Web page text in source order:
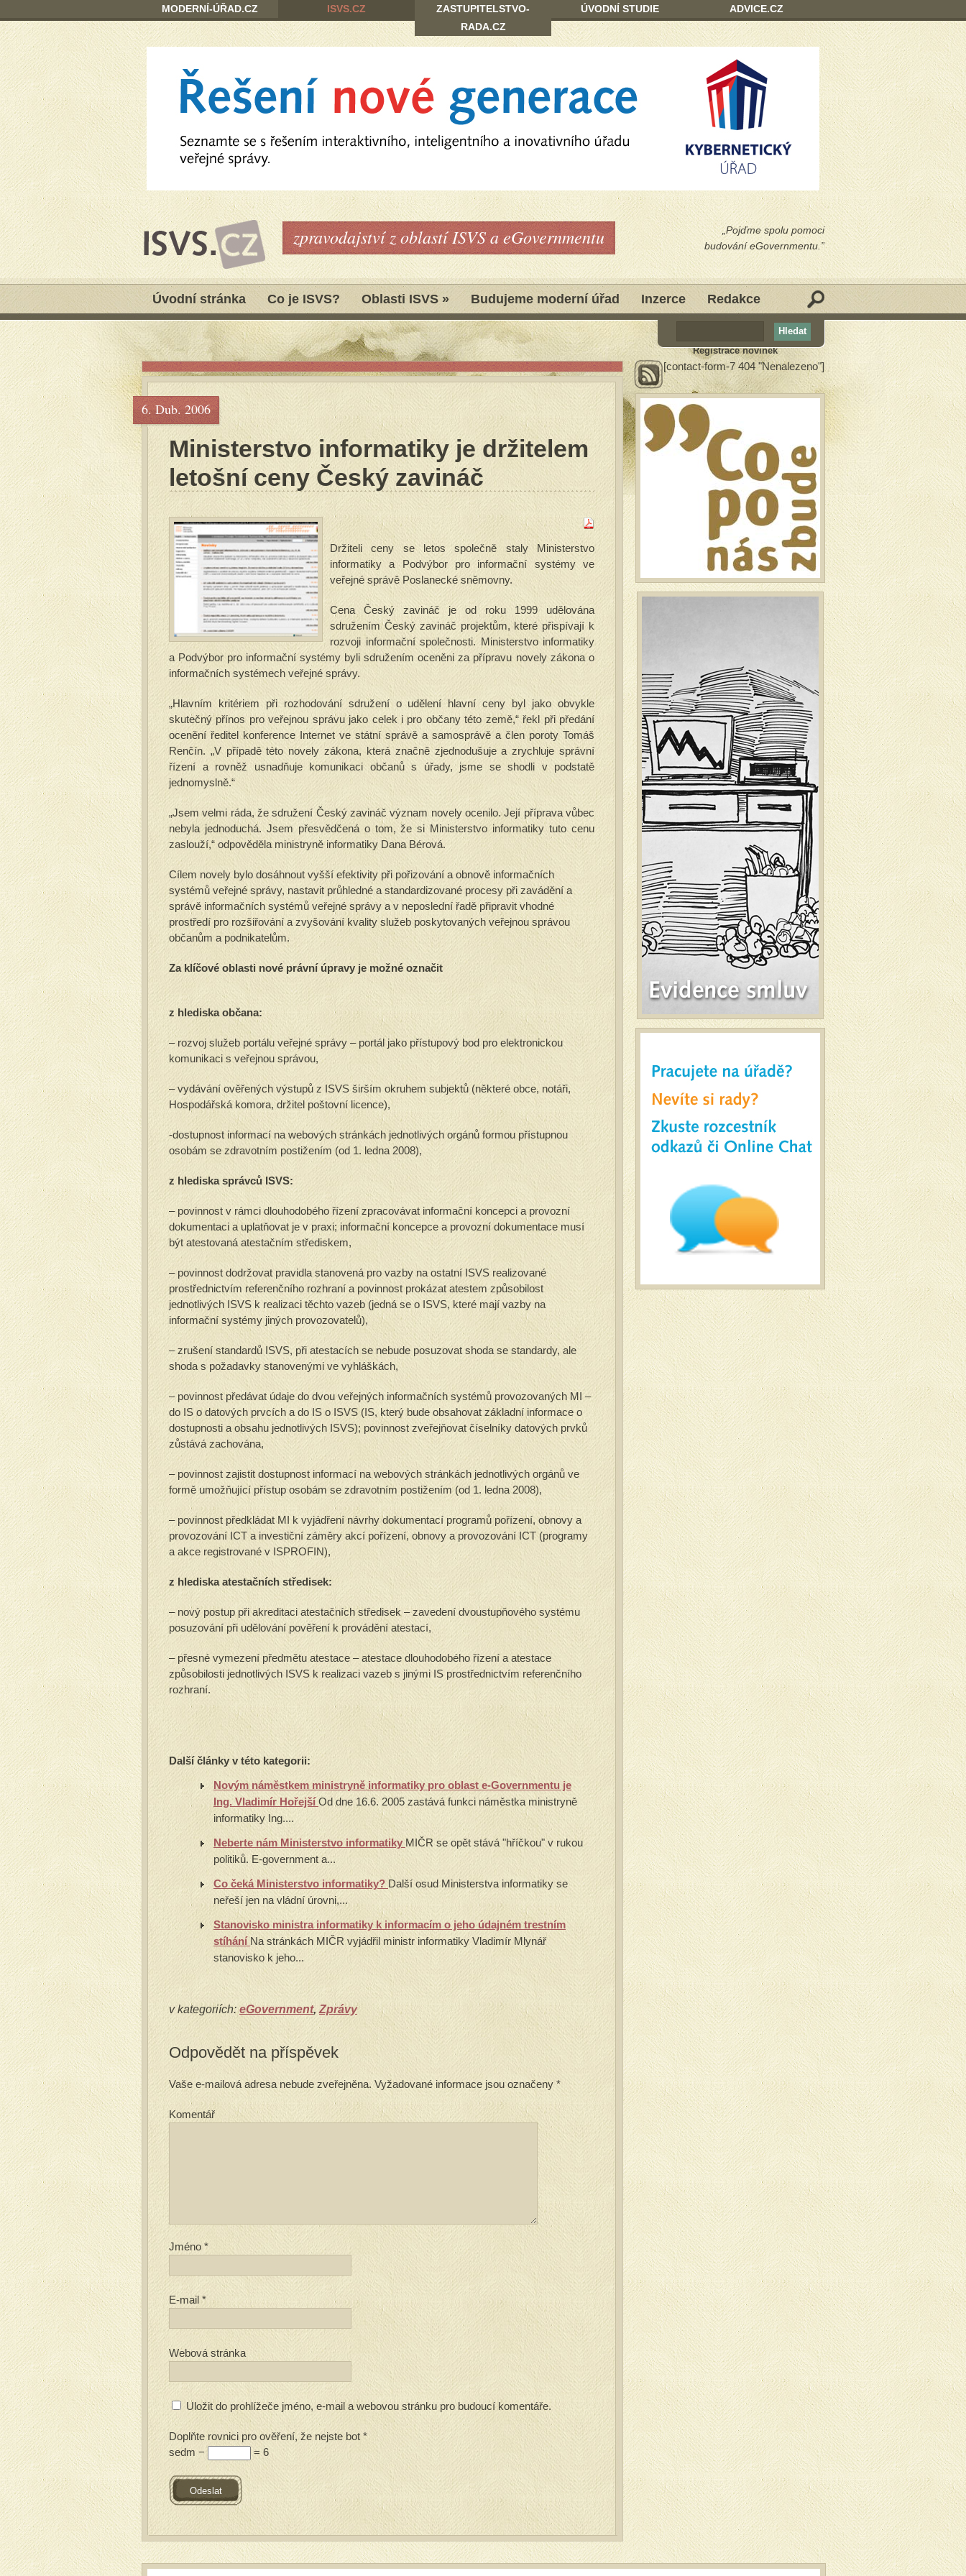
„Pojďme spolu pomoci
budování eGovernmentu.”
zpravodajství z oblastí ISVS a eGovernmentu
Úvodní stránka Co je ISVS? Oblasti ISVS » Budujeme moderní úřad Inzerce Redakce
6. Dub. 2006
Ministerstvo informatiky je držitelem
letošní ceny Český zavináč
Držiteli ceny se letos společně staly Ministerstvo
informatiky a Podvýbor pro informační systémy ve
veřejné správě Poslanecké sněmovny.
Cena Český zavináč je od roku 1999 udělována
sdružením Český zavináč projektům, které přispívají k
rozvoji informační společnosti. Ministerstvo informatiky
a Podvýbor pro informační systémy byli sdružením oceněni za přípravu novely zákona o
informačních systémech veřejné správy.
„Hlavním kritériem při rozhodování sdružení o udělení hlavní ceny byl jako obvykle
skutečný přínos pro veřejnou správu jako celek i pro občany této země,“ řekl při předání
ocenění ředitel konference Internet ve státní správě a samosprávě a člen poroty Tomáš
Renčín. „V případě této novely zákona, která značně zjednodušuje a zrychluje správní
řízení a rovněž usnadňuje komunikaci občanů s úřady, jsme se shodli v podstatě
jednomyslně.“
„Jsem velmi ráda, že sdružení Český zavináč význam novely ocenilo. Její příprava vůbec
nebyla jednoduchá. Jsem přesvědčená o tom, že si Ministerstvo informatiky tuto cenu
zaslouží,“ odpověděla ministryně informatiky Dana Bérová.
Cílem novely bylo dosáhnout vyšší efektivity při pořizování a obnově informačních
systémů veřejné správy, nastavit průhledné a standardizované procesy při zavádění a
správě informačních systémů veřejné správy a v neposlední řadě připravit vhodné
prostředí pro rozšiřování a zvyšování kvality služeb poskytovaných veřejnou správou
občanům a podnikatelům.
Za klíčové oblasti nové právní úpravy je možné označit
z hlediska občana:
– rozvoj služeb portálu veřejné správy – portál jako přístupový bod pro elektronickou
komunikaci s veřejnou správou,
– vydávání ověřených výstupů z ISVS širším okruhem subjektů (některé obce, notáři,
Hospodářská komora, držitel poštovní licence),
-dostupnost informací na webových stránkách jednotlivých orgánů formou přístupnou
osobám se zdravotním postižením (od 1. ledna 2008),
z hlediska správců ISVS:
– povinnost v rámci dlouhodobého řízení zpracovávat informační koncepci a provozní
dokumentaci a uplatňovat je v praxi; informační koncepce a provozní dokumentace musí
být atestovaná atestačním střediskem,
– povinnost dodržovat pravidla stanovená pro vazby na ostatní ISVS realizované
prostřednictvím referenčního rozhraní a povinnost prokázat atestem způsobilost
jednotlivých ISVS k realizaci těchto vazeb (jedná se o ISVS, které mají vazby na
informační systémy jiných provozovatelů),
– zrušení standardů ISVS, při atestacích se nebude posuzovat shoda se standardy, ale
shoda s požadavky stanovenými ve vyhláškách,
– povinnost předávat údaje do dvou veřejných informačních systémů provozovaných MI –
do IS o datových prvcích a do IS o ISVS (IS, který bude obsahovat základní informace o
dostupnosti a obsahu jednotlivých ISVS); povinnost zveřejňovat číselníky datových prvků
zůstává zachována,
– povinnost zajistit dostupnost informací na webových stránkách jednotlivých orgánů ve
formě umožňující přístup osobám se zdravotním postižením (od 1. ledna 2008),
– povinnost předkládat MI k vyjádření návrhy dokumentací programů pořízení, obnovy a
provozování ICT a investiční záměry akcí pořízení, obnovy a provozování ICT (programy
a akce registrované v ISPROFIN),
z hlediska atestačních středisek:
– nový postup při akreditaci atestačních středisek – zavedení dvoustupňového systému
posuzování při udělování pověření k provádění atestací,
– přesné vymezení předmětu atestace – atestace dlouhodobého řízení a atestace
způsobilosti jednotlivých ISVS k realizaci vazeb s jinými IS prostřednictvím referenčního
rozhraní.
Další články v této kategorii:
Novým náměstkem ministryně informatiky pro oblast e-Governmentu je
Ing. Vladimír HořejšíOd dne 16.6. 2005 zastává funkci náměstka ministryně
informatiky Ing....
Neberte nám Ministerstvo informatiky MIČR se opět stává "hříčkou" v rukou
politiků. E-government a...
Co čeká Ministerstvo informatiky? Další osud Ministerstva informatiky se
neřeší jen na vládní úrovni,...
Stanovisko ministra informatiky k informacím o jeho údajném trestním
stíhání Na stránkách MIČR vyjádřil ministr informatiky Vladimír Mlynář
stanovisko k jeho...
v kategoriích:eGovernment, Zprávy
Odpovědět na příspěvek
Vaše e-mailová adresa nebude zveřejněna. Vyžadované informace jsou označeny *
Komentář
Jméno *
E-mail *
Webová stránka
Uložit do prohlížeče jméno, e-mail a webovou stránku pro budoucí komentáře.
Doplňte rovnici pro ověření, že nejste bot *
sedm −
= 6
Registrace novinek
[contact-form-7 404 "Nenalezeno"]
MODERNÍ-ÚŘAD.CZ ISVS.CZ
ZASTUPITELSTVO-
RADA.CZ
ÚVODNÍ STUDIE ADVICE.CZ